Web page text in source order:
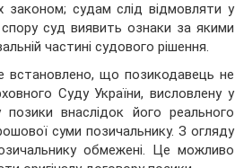
законом; судам слід відмовляти у
суд виявить ознаки за якими
частині судового рішення.
встановлено, що позикодавець не
Суду України, висловлену у
внаслідок його реального
суми позичальнику. З огляду
обмежені. Це можливо